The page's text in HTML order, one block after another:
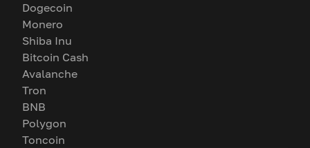
Dogecoin
Monero
Shiba Inu
Bitcoin Cash
Avalanche
Tron
BNB
Polygon
Toncoin